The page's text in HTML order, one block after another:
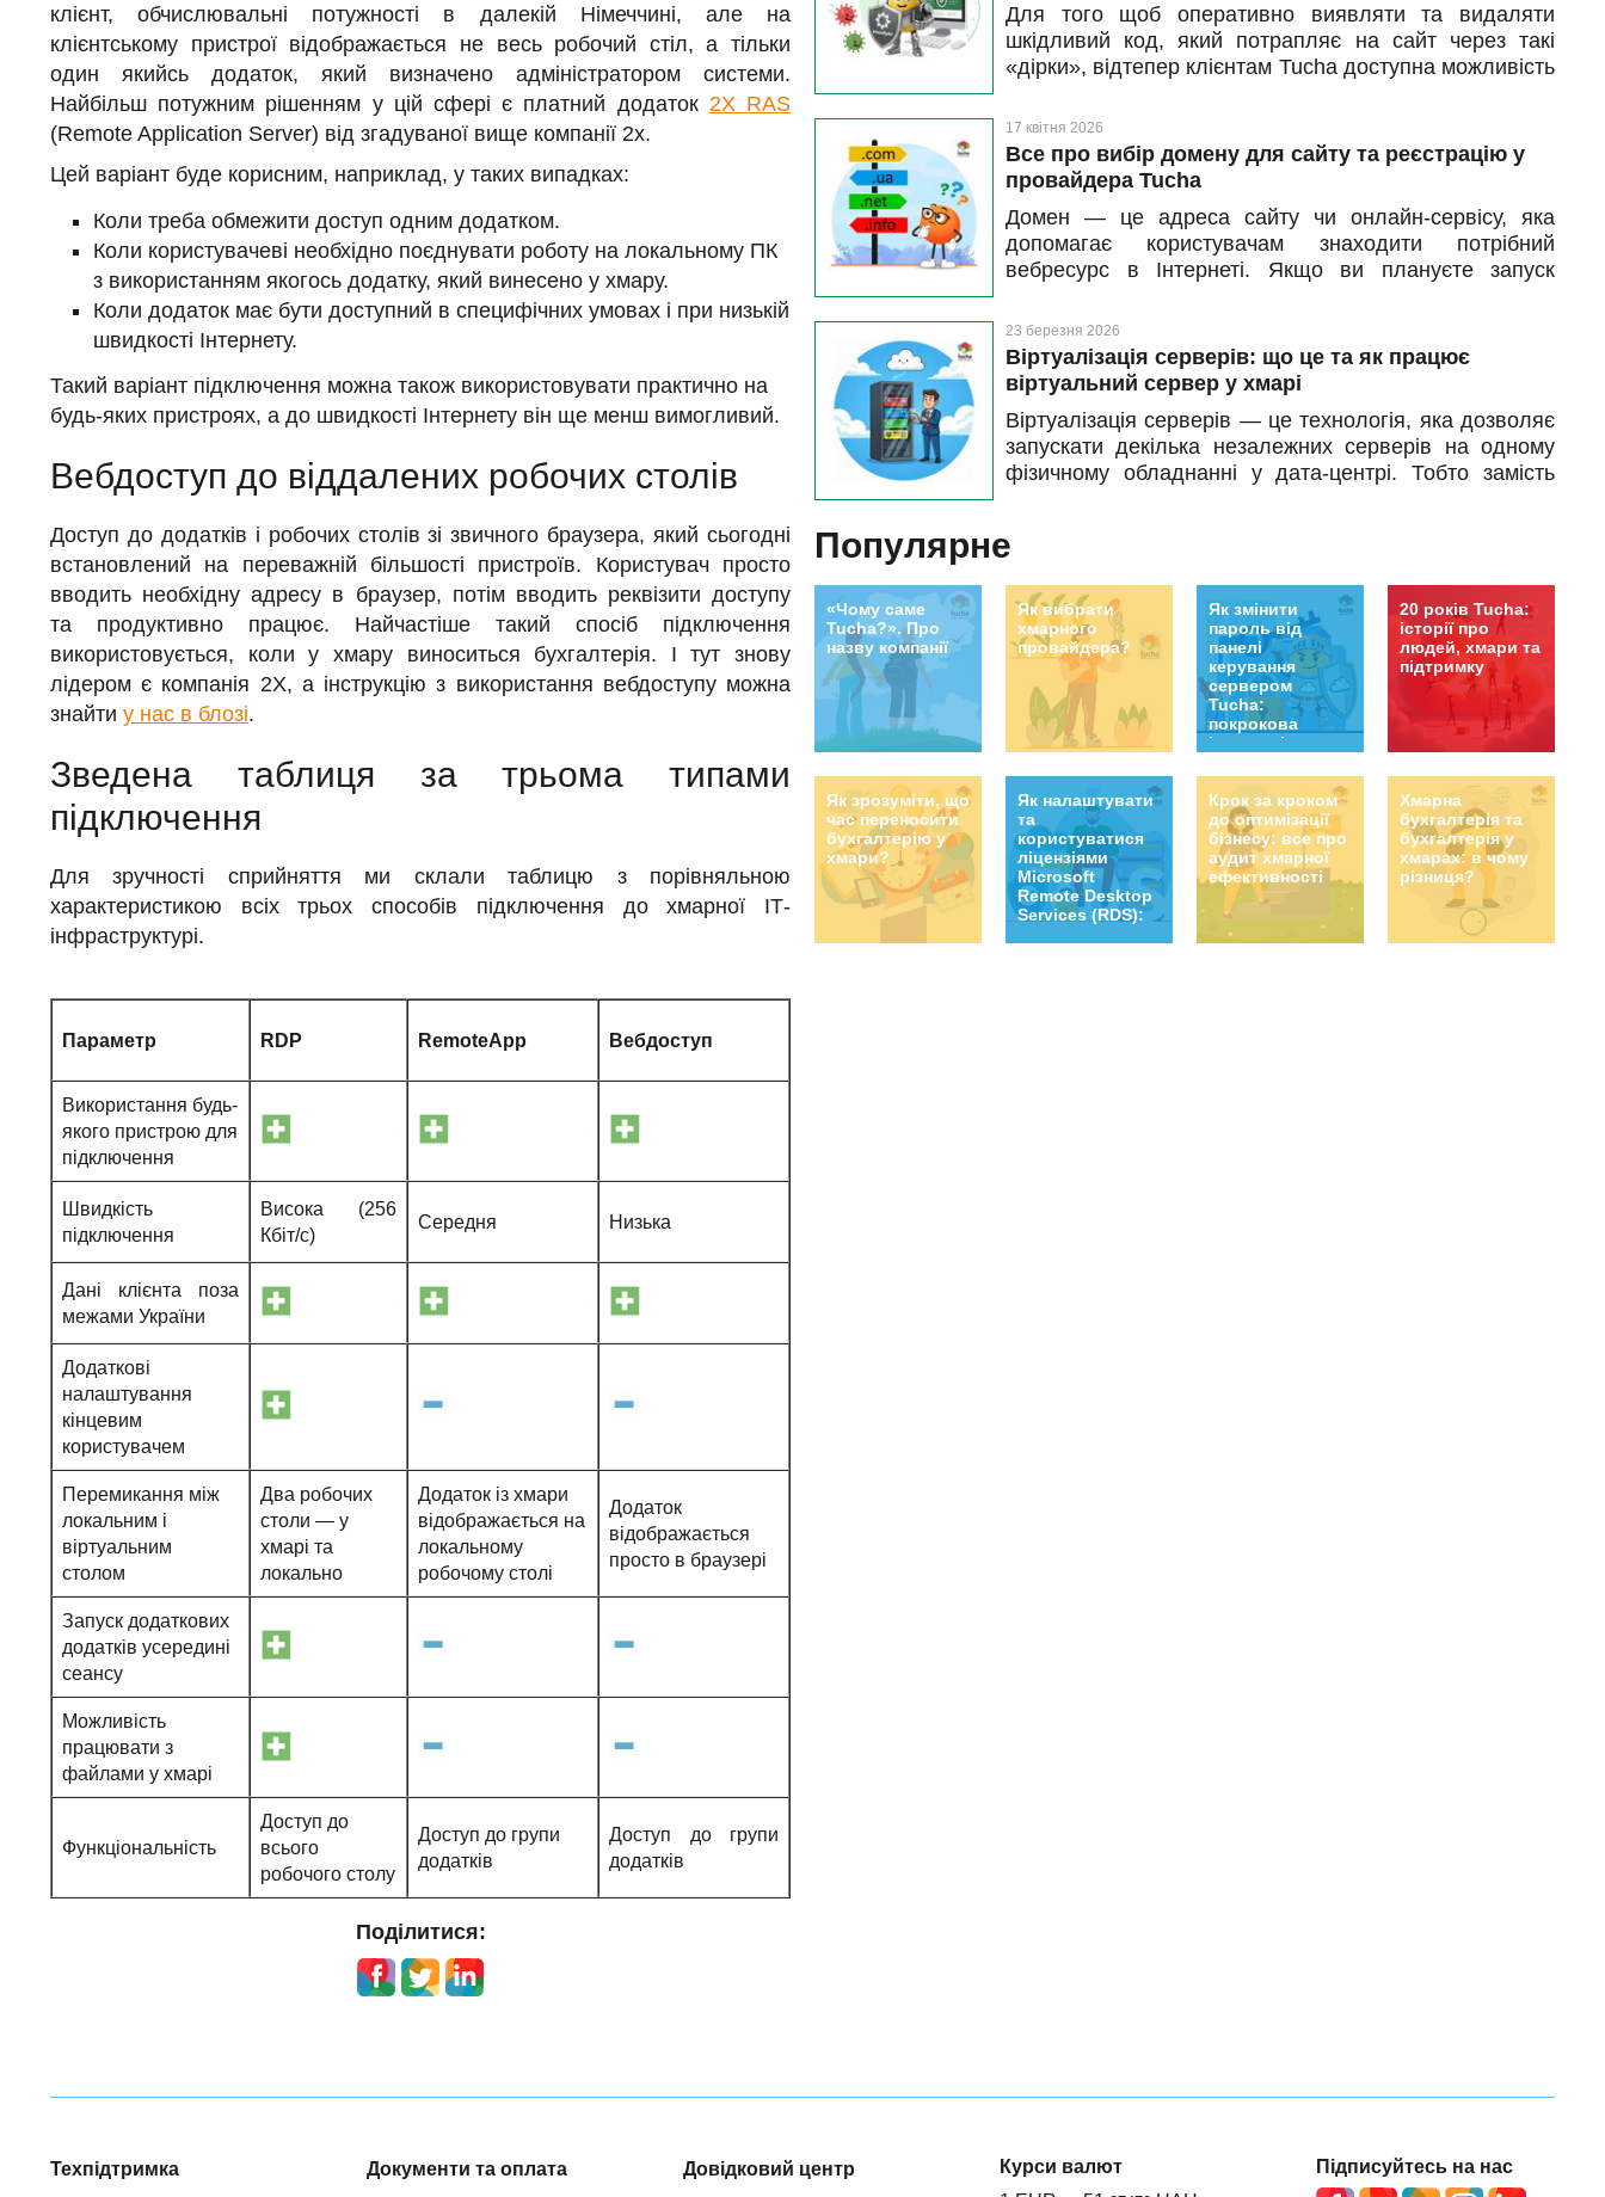
клієнт, обчислювальні потужності в далекій Німеччині, але на
клієнтському пристрої відображається не весь робочий стіл, а тільки
один якийсь додаток, який визначено адміністратором системи.
Найбільш потужним рішенням у цій сфері є платний додаток 2X RAS
(Remote Application Server) від згадуваної вище компанії 2x.
Цей варіант буде корисним, наприклад, у таких випадках:
Коли треба обмежити доступ одним додатком.
Коли користувачеві необхідно поєднувати роботу на локальному ПК
з використанням якогось додатку, який винесено у хмару.
Коли додаток має бути доступний в специфічних умовах і при низькій
швидкості Інтернету.
Такий варіант підключення можна також використовувати практично на
будь-яких пристроях, а до швидкості Інтернету він ще менш вимогливий.
Вебдоступ до віддалених робочих столів
Доступ до додатків і робочих столів зі звичного браузера, який сьогодні
встановлений на переважній більшості пристроїв. Користувач просто
вводить необхідну адресу в браузер, потім вводить реквізити доступу
та продуктивно працює. Найчастіше такий спосіб підключення
використовується, коли у хмару виноситься бухгалтерія. І тут знову
лідером є компанія 2X, а інструкцію з використання вебдоступу можна
знайти у нас в блозі.
Зведена таблиця за трьома типами
підключення
Для зручності сприйняття ми склали таблицю з порівняльною
характеристикою всіх трьох способів підключення до хмарної ІТ-
інфраструктурі.
Параметр RDP RemoteApp Вебдоступ
Використання будь-
якого пристрою для
підключення
Швидкість
підключення
Висока (256
Кбіт/с)
Середня Низька
Дані клієнта поза
межами України
Додаткові
налаштування
кінцевим
користувачем
Перемикання між
локальним і
віртуальним
столом
Два робочих
столи — у
хмарі та
локально
Додаток із хмари
відображається на
локальному
робочому столі
Додаток
відображається
просто в браузері
Запуск додаткових
додатків усередині
сеансу
Можливість
працювати з
файлами у хмарі
Функціональність
Доступ до
всього
робочого столу
Доступ до групи
додатків
Доступ до групи
додатків
Поділитися:
Для того щоб оперативно виявляти та видаляти
шкідливий код, який потрапляє на сайт через такі
«дірки», відтепер клієнтам Tucha доступна можливість
17 квітня 2026
Все про вибір домену для сайту та реєстрацію у
провайдера Tucha
Домен — це адреса сайту чи онлайн-сервісу, яка
допомагає користувачам знаходити потрібний
вебресурс в Інтернеті. Якщо ви плануєте запуск
етапи: вибір домена та реєстрацію у провайдера,
налаштування DNS і підключення сервісів. Далі
розберемося з кожним із цих кроків послідовно.
23 березня 2026
Віртуалізація серверів: що це та як працює
віртуальний сервер у хмарі
Віртуалізація серверів — це технологія, яка дозволяє
запускати декілька незалежних серверів на одному
фізичному обладнанні у дата-центрі. Тобто замість
хмарі потрібної конфігурації, з юридичними гарантіями
Популярне
«Чому саме
Tucha?». Про
назву компанії
Як вибрати
хмарного
провайдера?
Як змінити
пароль від
панелі
керування
сервером
Tucha:
покрокова
інструкція
20 років Tucha:
історії про
людей, хмари та
підтримку
Як зрозуміти, що
час переносити
бухгалтерію у
хмари?
Як налаштувати
та
користуватися
ліцензіями
Microsoft
Remote Desktop
Services (RDS):
Крок за кроком
до оптимізації
бізнесу: все про
аудит хмарної
ефективності
Хмарна
бухгалтерія та
бухгалтерія у
хмарах: в чому
різниця?
Техпідтримка
Документи та оплата
Довідковий центр
Курси валют
Підписуйтесь на нас